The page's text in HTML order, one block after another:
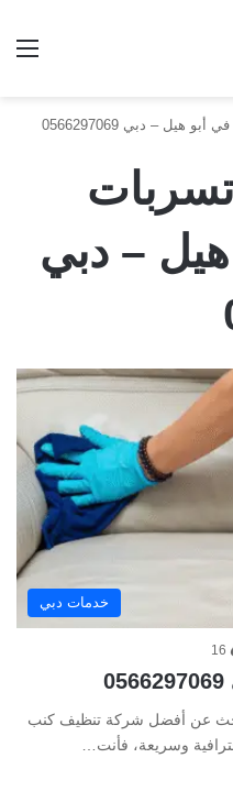
– دبي 0566297069
هيل – دبي
خدمات دبي
16
عن أفضل شركة تنظيف كنب